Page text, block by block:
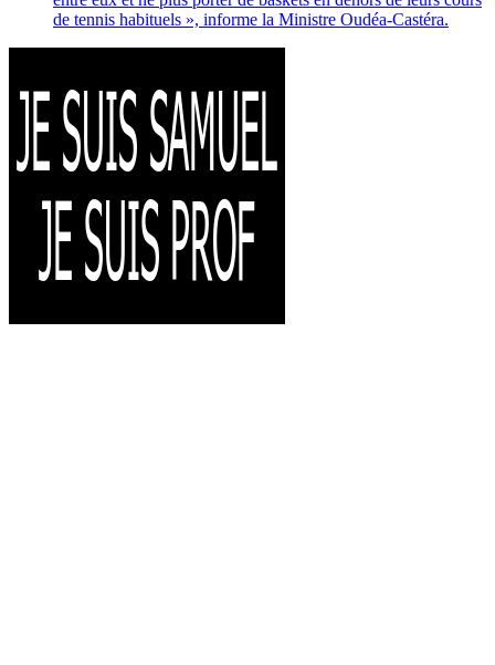
de tennis habituels », informe la Ministre Oudéa-Castéra.